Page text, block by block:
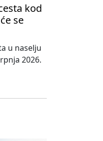
kod
se
u naselju
2026.